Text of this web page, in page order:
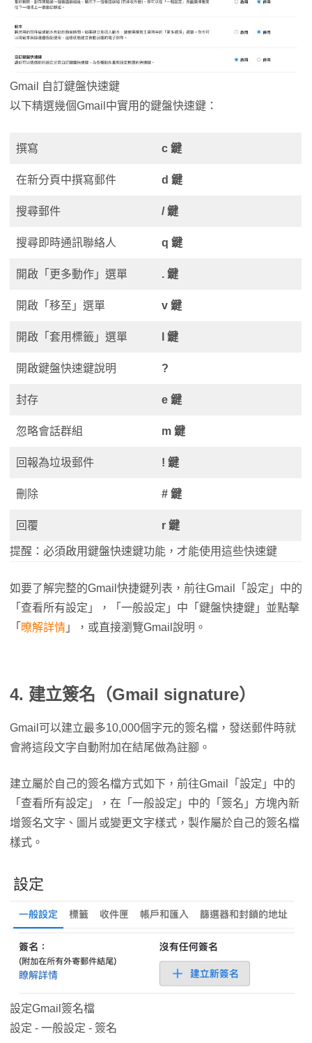
Gmail 自訂鍵盤快速鍵
以下精選幾個Gmail中實用的鍵盤快速鍵：
撰寫 c 鍵
在新分頁中撰寫郵件 d 鍵
搜尋郵件 / 鍵
搜尋即時通訊聯絡人 q 鍵
開啟「更多動作」選單 . 鍵
開啟「移至」選單 v 鍵
開啟「套用標籤」選單 l 鍵
開啟鍵盤快速鍵說明 ?
封存 e 鍵
忽略會話群組 m 鍵
回報為垃圾郵件 ! 鍵
刪除 # 鍵
回覆 r 鍵
提醒：必須啟用鍵盤快速鍵功能，才能使用這些快速鍵
如要了解完整的Gmail快捷鍵列表，前往Gmail「設定」中的
「查看所有設定」，「一般設定」中「鍵盤快捷鍵」並點擊
「 暸解詳情 」，或直接瀏覽Gmail說明。
4. 建立簽名（Gmail signature）
Gmail可以建立最多10,000個字元的簽名檔，發送郵件時就
會將這段文字自動附加在結尾做為註腳。
建立屬於自己的簽名檔方式如下，前往Gmail「設定」中的
「查看所有設定」，在「一般設定」中的「簽名」方塊內新
增簽名文字、圖片或變更文字樣式，製作屬於自己的簽名檔
樣式。
設定Gmail簽名檔
設定 - 一般設定 - 簽名